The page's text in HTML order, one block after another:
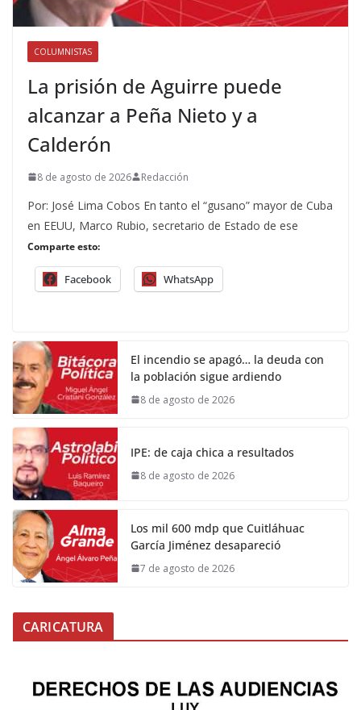
COLUMNISTAS
La prisión de Aguirre puede
alcanzar a Peña Nieto y a
Calderón
8 de agosto de 2026 Redacción
Por: José Lima Cobos En tanto el “gusano” mayor de Cuba
en EEUU, Marco Rubio, secretario de Estado de ese
Comparte esto:
Facebook WhatsApp
El incendio se apagó… la deuda con
la población sigue ardiendo
8 de agosto de 2026
IPE: de caja chica a resultados
8 de agosto de 2026
Los mil 600 mdp que Cuitláhuac
García Jiménez desapareció
7 de agosto de 2026
CARICATURA